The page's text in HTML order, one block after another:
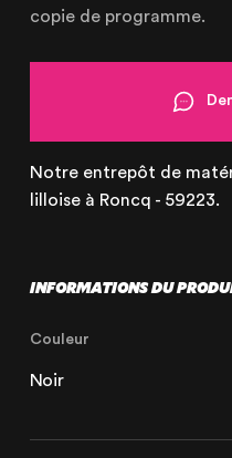
21 Avenue de
59223 Roncq,
+33 (3) 74 49 25 11
copie de programme.
Notre entrepôt de
lilloise à Roncq - 59223.
INFORMATIONS DU
Couleur
Noir